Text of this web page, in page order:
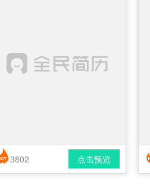
简历风格： 时尚 / 简洁 / 应届生
点击预览
3802